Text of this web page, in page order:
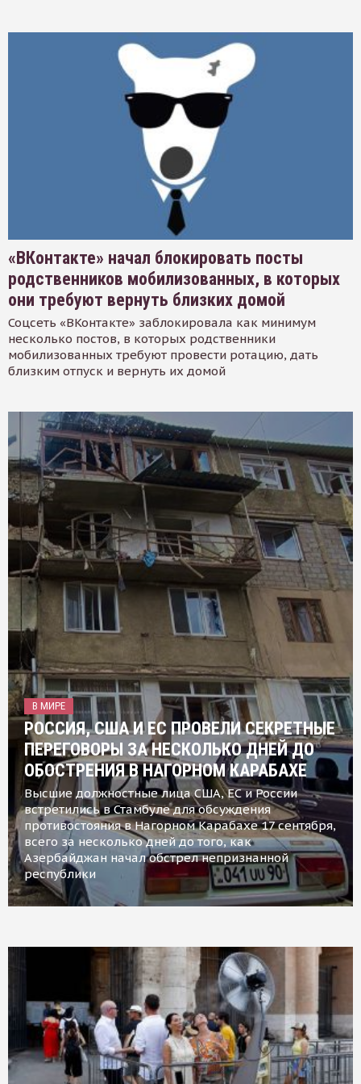
«ВКонтакте» начал блокировать посты
родственников мобилизованных, в которых
они требуют вернуть близких домой
Соцсеть «ВКонтакте» заблокировала как минимум
несколько постов, в которых родственники
мобилизованных требуют провести ротацию, дать
близким отпуск и вернуть их домой
В МИРЕ
РОССИЯ, США И ЕС ПРОВЕЛИ СЕКРЕТНЫЕ
ПЕРЕГОВОРЫ ЗА НЕСКОЛЬКО ДНЕЙ ДО
ОБОСТРЕНИЯ В НАГОРНОМ КАРАБАХЕ
Высшие должностные лица США, ЕС и России
встретились в Стамбуле для обсуждения
противостояния в Нагорном Карабахе 17 сентября,
всего за несколько дней до того, как
Азербайджан начал обстрел непризнанной
республики